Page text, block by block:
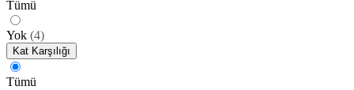
Tümü
Yok (4)
Kat Karşılığı
Tümü